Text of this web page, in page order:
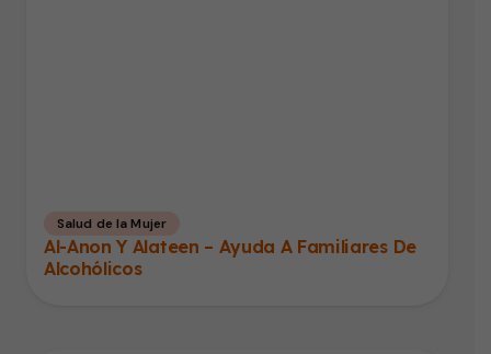
Salud de la Mujer
Al-Anon Y Alateen – Ayuda A Familiares De
Alcohólicos